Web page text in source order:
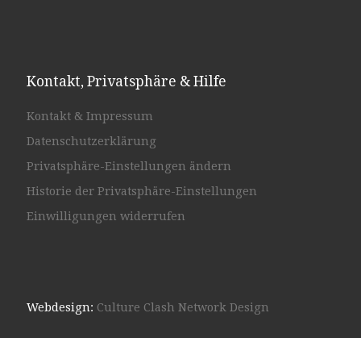
Kontakt, Privatsphäre & Hilfe
Kontakt & Impressum
Datenschutzerklärung
Privatsphäre-Einstellungen ändern
Historie der Privatsphäre-Einstellungen
Einwilligungen widerrufen
Webdesign: Culture Clash Network Design